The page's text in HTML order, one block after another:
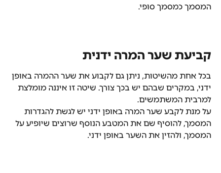
המסמך כמסמך סופי.
קביעת שער המרה ידנית
בכל אחת מהשיטות, ניתן גם לקבוע את שער ההמרה באופן
ידני, במקרים שבהם יש בכך צורך. שיטה זו איננה מומלצת
למרבית המשתמשים.
על מנת לקבע שער המרה באופן ידני יש לגשת להגדרות
המסמך, להוסיף שם את המטבע הנוסף שרוצים שיופיע על
המסמך, ולהזין את השער באופן ידני.